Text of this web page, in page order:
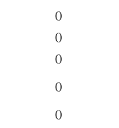
()
()
()
()
()